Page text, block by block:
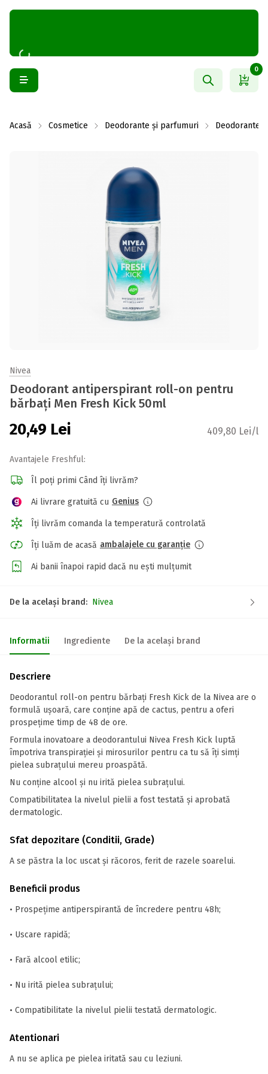
0
Acasă Cosmetice Deodorante și parfumuri Deodorante
Nivea
Deodorant antiperspirant roll-on pentru
bărbați Men Fresh Kick 50ml
20,49 Lei 409,80 Lei/l
Avantajele Freshful:
Îl poți primi Când îți livrăm?
Ai livrare gratuită cu Genius
Îți livrăm comanda la temperatură controlată
Îți luăm de acasă ambalajele cu garanție
Ai banii înapoi rapid dacă nu ești mulțumit
De la același brand: Nivea
Informatii Ingrediente De la același brand
Descriere
Deodorantul roll-on pentru bărbați Fresh Kick de la Nivea are o
formulă ușoară, care conține apă de cactus, pentru a oferi
prospețime timp de 48 de ore.
Formula inovatoare a deodorantului Nivea Fresh Kick luptă
împotriva transpirației și mirosurilor pentru ca tu să îți simți
pielea subrațului mereu proaspătă.
Nu conține alcool și nu irită pielea subrațului.
Compatibilitatea la nivelul pielii a fost testată și aprobată
dermatologic.
Sfat depozitare (Conditii, Grade)
A se păstra la loc uscat și răcoros, ferit de razele soarelui.
Beneficii produs
• Prospețime antiperspirantă de încredere pentru 48h;
• Uscare rapidă;
• Fară alcool etilic;
• Nu irită pielea subrațului;
• Compatibilitate la nivelul pielii testată dermatologic.
Atentionari
A nu se aplica pe pielea iritată sau cu leziuni.